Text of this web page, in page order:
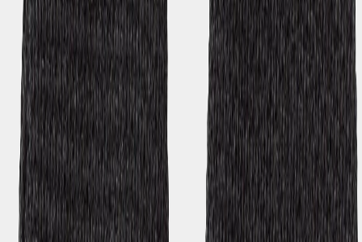
Bewertungen
Farbe : Black
Schnelle Lieferungen Kostenlose Retouren Schwedisches Design
Eigenschaften
Warm